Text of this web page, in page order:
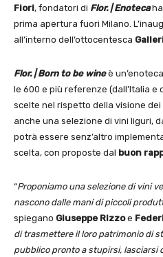
Fiori, fondatori di Flor.|Enoteca
prima apertura fuori Milano.
all’interno dell’ottocentesca
Flor. | Born to be wineè
le 600 e più referenze (dall’Italia e
scelte nel rispetto della visione
anche una selezione di vini liguri,
potrà essere senz’altro
scelta, con proposte dal buon
“Proponiamo una selezione di vini
nascono dalle mani di piccoli
spiegano Giuseppe Rizzoe
di trasmettere il loro patrimonio di
pubblico pronto a stupirsi, lasciarsi